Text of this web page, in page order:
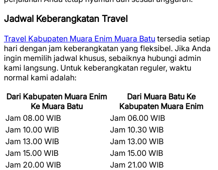
Jadwal Keberangkatan Travel
Travel Kabupaten Muara Enim Muara Batu tersedia setiap
hari dengan jam keberangkatan yang fleksibel. Jika Anda
ingin memilih jadwal khusus, sebaiknya hubungi admin
kami langsung. Untuk keberangkatan reguler, waktu
normal kami adalah:
Dari Kabupaten Muara Enim
Ke Muara Batu
Dari Muara Batu Ke
Kabupaten Muara Enim
Jam 08.00 WIB
Jam 06.00 WIB
Jam 10.00 WIB
Jam 10.30 WIB
Jam 13.00 WIB
Jam 13.00 WIB
Jam 15.00 WIB
Jam 15.00 WIB
Jam 20.00 WIB
Jam 21.00 WIB